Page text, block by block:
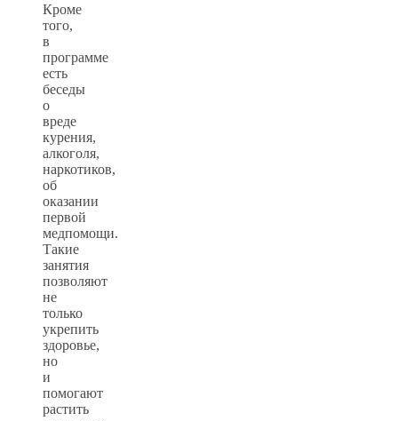
Кроме
того,
в
программе
есть
беседы
о
вреде
курения,
алкоголя,
наркотиков,
об
оказании
первой
медпомощи.
Такие
занятия
позволяют
не
только
укрепить
здоровье,
но
и
помогают
растить